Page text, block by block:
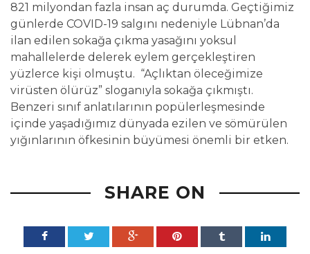
821 milyondan fazla insan aç durumda. Geçtiğimiz
günlerde COVID-19 salgını nedeniyle Lübnan’da
ilan edilen sokağa çıkma yasağını yoksul
mahallelerde delerek eylem gerçekleştiren
yüzlerce kişi olmuştu. “Açlıktan öleceğimize
virüsten ölürüz” sloganıyla sokağa çıkmıştı.
Benzeri sınıf anlatılarının popülerleşmesinde
içinde yaşadığımız dünyada ezilen ve sömürülen
yığınlarının öfkesinin büyümesi önemli bir etken.
SHARE ON